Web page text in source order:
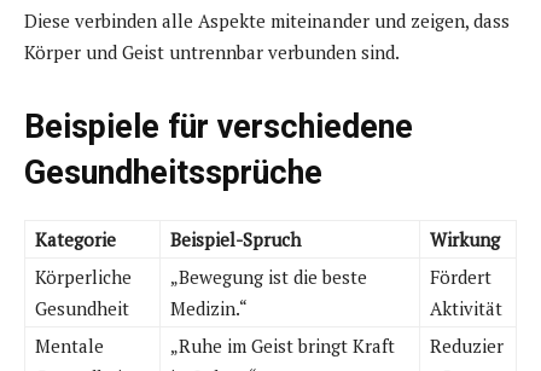
Diese verbinden alle Aspekte miteinander und zeigen, dass
Körper und Geist untrennbar verbunden sind.
Beispiele für verschiedene
Gesundheitssprüche
Kategorie Beispiel-Spruch
Wirkung
Körperliche
Gesundheit
„Bewegung ist die beste
Medizin.“
Fördert
Aktivität
Mentale
„Ruhe im Geist bringt Kraft
Reduzier